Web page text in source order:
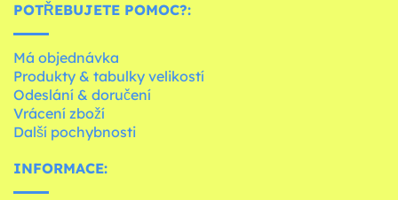
POTŘEBUJETE POMOC?:
Má objednávka
Produkty & tabulky velikostí
Odeslání & doručení
Vrácení zboží
Další pochybnosti
INFORMACE: